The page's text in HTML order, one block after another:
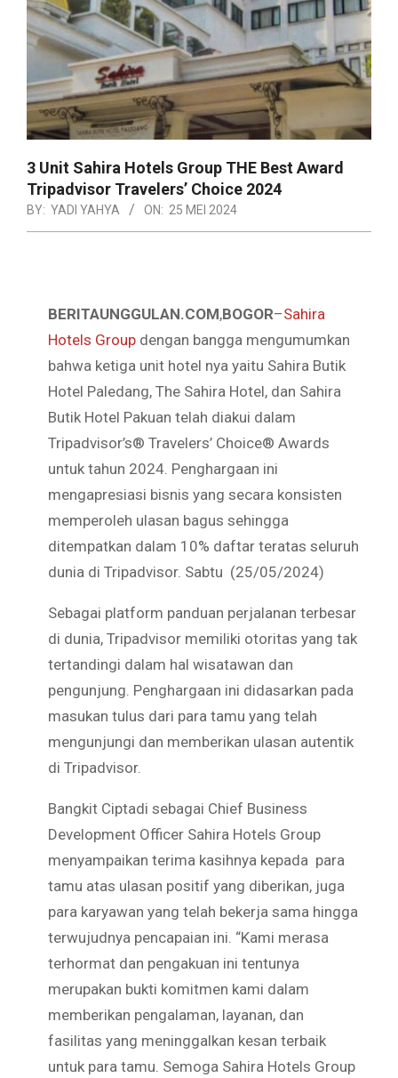
3 Unit Sahira Hotels Group THE Best Award
Tripadvisor Travelers’ Choice 2024
BY: YADI YAHYA ON: 25 MEI 2024
BERITAUNGGULAN.COM,BOGOR–Sahira
Hotels Group dengan bangga mengumumkan
bahwa ketiga unit hotel nya yaitu Sahira Butik
Hotel Paledang, The Sahira Hotel, dan Sahira
Butik Hotel Pakuan telah diakui dalam
Tripadvisor’s® Travelers’ Choice® Awards
untuk tahun 2024. Penghargaan ini
mengapresiasi bisnis yang secara konsisten
memperoleh ulasan bagus sehingga
ditempatkan dalam 10% daftar teratas seluruh
dunia di Tripadvisor. Sabtu (25/05/2024)
Sebagai platform panduan perjalanan terbesar
di dunia, Tripadvisor memiliki otoritas yang tak
tertandingi dalam hal wisatawan dan
pengunjung. Penghargaan ini didasarkan pada
masukan tulus dari para tamu yang telah
mengunjungi dan memberikan ulasan autentik
di Tripadvisor.
Bangkit Ciptadi sebagai Chief Business
Development Officer Sahira Hotels Group
menyampaikan terima kasihnya kepada para
tamu atas ulasan positif yang diberikan, juga
para karyawan yang telah bekerja sama hingga
terwujudnya pencapaian ini. “Kami merasa
terhormat dan pengakuan ini tentunya
merupakan bukti komitmen kami dalam
memberikan pengalaman, layanan, dan
fasilitas yang meninggalkan kesan terbaik
untuk para tamu. Semoga Sahira Hotels Group